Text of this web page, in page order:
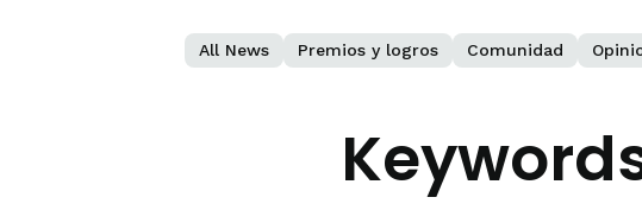
All News Premios y logros Comunidad